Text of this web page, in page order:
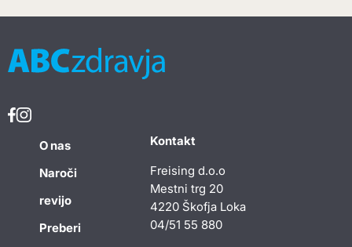
O nas
Naroči
revijo
Preberi
Kontakt
Freising d.o.o
Mestni trg 20
4220 Škofja Loka
04/51 55 880